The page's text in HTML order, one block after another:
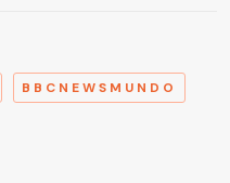
BBCNEWSMUNDO